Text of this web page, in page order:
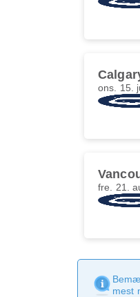
ons. 15.
fre. 21.
mest